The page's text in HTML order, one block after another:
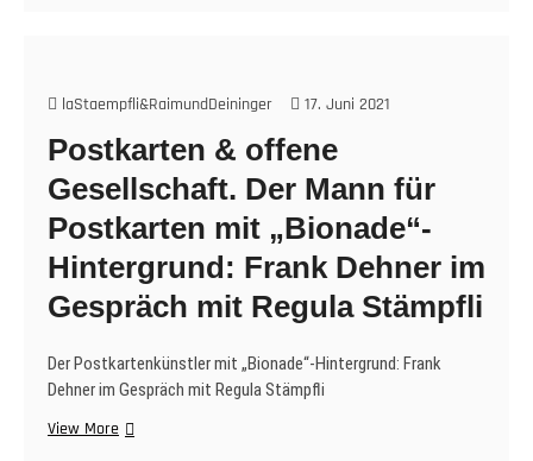
laStaempfli&RaimundDeininger 17. Juni 2021
Postkarten & offene
Gesellschaft. Der Mann für
Postkarten mit „Bionade“-
Hintergrund: Frank Dehner im
Gespräch mit Regula Stämpfli
Der Postkartenkünstler mit „Bionade“-Hintergrund: Frank
Dehner im Gespräch mit Regula Stämpfli
View MorePostkarten